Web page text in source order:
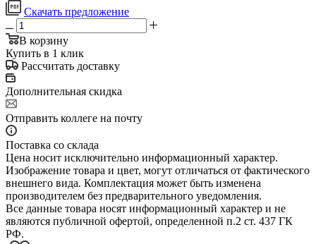
Скачать предложение
В корзину
Купить в 1 клик
Рассчитать доставку
Дополнительная скидка
Отправить коллеге на почту
Поставка со склада
Цена носит исключительно информационный характер.
Изображение товара и цвет, могут отличаться от фактического
внешнего вида. Комплектация может быть изменена
производителем без предварительного уведомления.
Все данные товара носят информационный характер и не
являются публичной офертой, определенной п.2 ст. 437 ГК
РФ.